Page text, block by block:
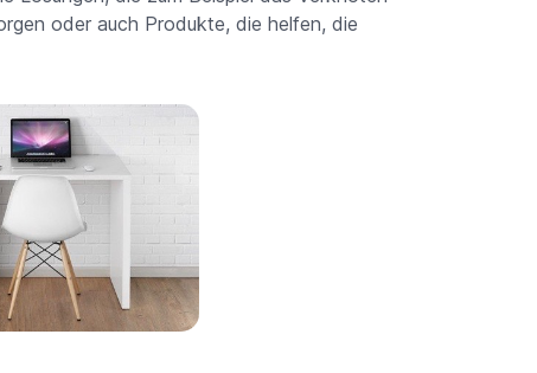
oder auch Produkte, die helfen, die